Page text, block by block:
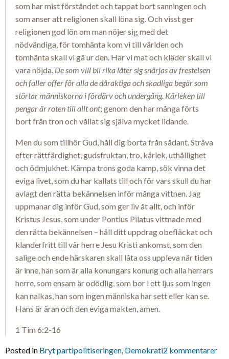
som har mist förståndet och tappat bort sanningen och
som anser att religionen skall löna sig. Och visst ger
religionen god lön om man nöjer sig med det
nödvändiga, för tomhänta kom vi till världen och
tomhänta skall vi gå ur den. Har vi mat och kläder skall vi
vara nöjda. De som vill bli rika låter sig snärjas av frestelsen
och faller offer för alla de dåraktiga och skadliga begär som
störtar människorna i fördärv och undergång. Kärleken till
pengar är roten till allt ont; genom den har många förts
bort från tron och vållat sig själva mycket lidande.
Men du som tillhör Gud, håll dig borta från sådant. Sträva
efter rättfärdighet, gudsfruktan, tro, kärlek, uthållighet
och ödmjukhet. Kämpa trons goda kamp, sök vinna det
eviga livet, som du har kallats till och för vars skull du har
avlagt den rätta bekännelsen inför många vittnen. Jag
uppmanar dig inför Gud, som ger liv åt allt, och inför
Kristus Jesus, som under Pontius Pilatus vittnade med
den rätta bekännelsen – håll ditt uppdrag obefläckat och
klanderfritt till vår herre Jesu Kristi ankomst, som den
salige och ende härskaren skall låta oss uppleva när tiden
är inne, han som är alla konungars konung och alla herrars
herre, som ensam är odödlig, som bor i ett ljus som ingen
kan nalkas, han som ingen människa har sett eller kan se.
Hans är äran och den eviga makten, amen.
1 Tim 6:2-16
Posted in Bryt partipolitiseringen, Demokrati2 kommentarertill